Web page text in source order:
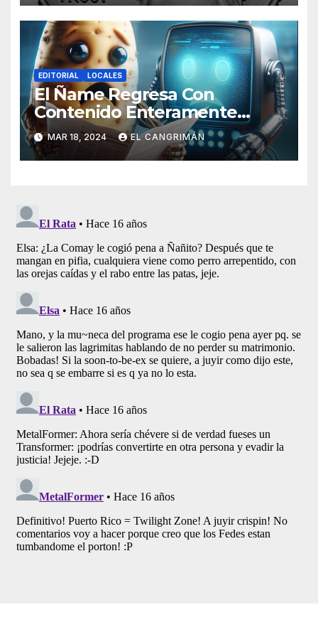
EDITORIAL LOCALES
El Ñame Regresa Con
Contenido Enteramente
Generado Por Inteligencia
Artificial
MAR 18, 2024 EL CANGRIMÁN